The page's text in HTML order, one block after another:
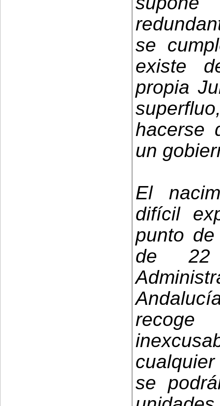
se
existe
propia
hacerse
un
El
difícil
punto
de
se